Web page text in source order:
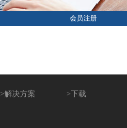
会员注册
>解决方案 >下载